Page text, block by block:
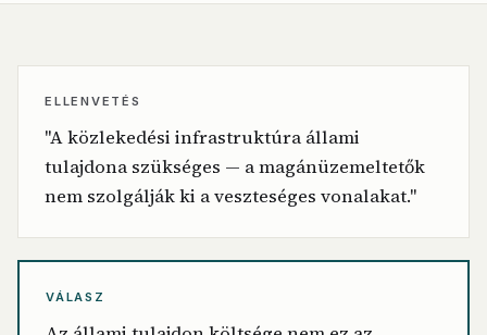
ELLENVETÉS
"A közlekedési infrastruktúra állami
tulajdona szükséges — a magánüzemeltetők
nem szolgálják ki a veszteséges vonalakat."
VÁLASZ